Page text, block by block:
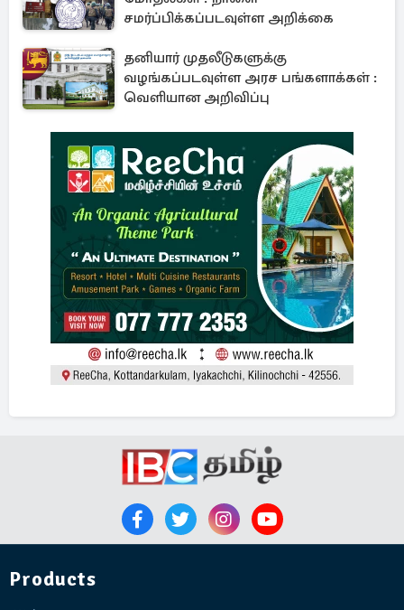
சமர்ப்பிக்கப்படவுள்ள அறிக்கை
தனியார் முதலீடுகளுக்கு
வழங்கப்படவுள்ள அரச பங்களாக்கள் :
வெளியான அறிவிப்பு
Products